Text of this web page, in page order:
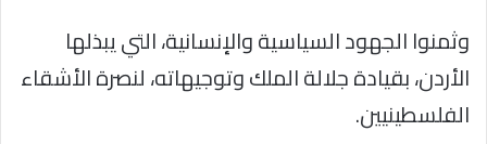
وثمنوا الجهود السياسية والإنسانية، التي يبذلها
الأردن، بقيادة جلالة الملك وتوجيهاته، لنصرة الأشقاء
الفلسطينيين.